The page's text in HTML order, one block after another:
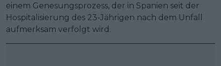
einem Genesungsprozess, der in Spanien seit der
Hospitalisierung des 23-Jährigen nach dem Unfall
aufmerksam verfolgt wird.